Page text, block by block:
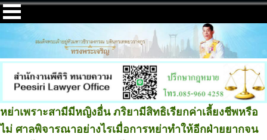
หย่าเพราะสามีมีหญิงอื่น ภริยามีสิทธิเรียกค่าเลี้ยงชีพหรือ
ไม่ ศาลพิจารณาอย่างไรเมื่อการหย่าทำให้อีกฝ่ายยากจน